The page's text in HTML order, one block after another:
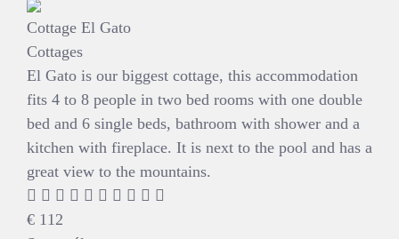
Cottage El Gato
Cottages
El Gato is our biggest cottage, this accommodation
fits 4 to 8 people in two bed rooms with one double
bed and 6 single beds, bathroom with shower and a
kitchen with fireplace. It is next to the pool and has a
great view to the mountains.
€ 112